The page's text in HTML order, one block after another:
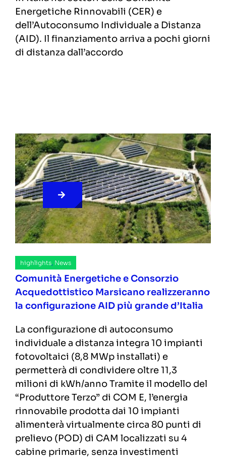
Energetiche Rinnovabili (CER) e
dell’Autoconsumo Individuale a Distanza
(AID). Il finanziamento arriva a pochi giorni
di distanza dall’accordo
highlights, News
Comunità Energetiche e Consorzio
Acquedottistico Marsicano realizzeranno
la configurazione AID più grande d’Italia
La configurazione di autoconsumo
individuale a distanza integra 10 impianti
fotovoltaici (8,8 MWp installati) e
permetterà di condividere oltre 11,3
milioni di kWh/anno Tramite il modello del
“Produttore Terzo” di COM E, l’energia
rinnovabile prodotta dai 10 impianti
alimenterà virtualmente circa 80 punti di
prelievo (POD) di CAM localizzati su 4
cabine primarie, senza investimenti